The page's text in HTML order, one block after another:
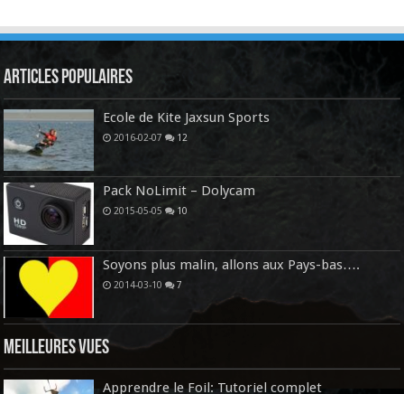
Articles Populaires
Ecole de Kite Jaxsun Sports
2016-02-07 12
Pack NoLimit – Dolycam
2015-05-05 10
Soyons plus malin, allons aux Pays-bas….
2014-03-10 7
Meilleures vues
Apprendre le Foil: Tutoriel complet